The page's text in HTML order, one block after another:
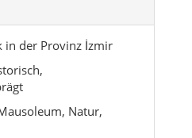
in der Provinz İzmir
Natur,